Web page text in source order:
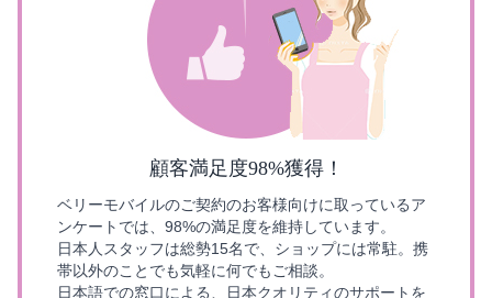
顧客満足度98%獲得！
ベリーモバイルのご契約のお客様向けに取っているア
ンケートでは、98%の満足度を維持しています。
日本人スタッフは総勢15名で、ショップには常駐。携
帯以外のことでも気軽に何でもご相談。
日本語での窓口による、日本クオリティのサポートを